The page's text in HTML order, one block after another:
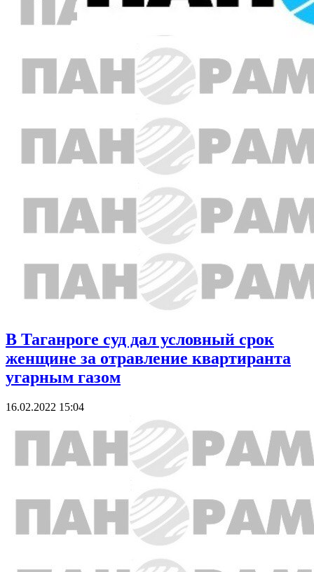
В Таганроге суд дал условный срок
женщине за отравление квартиранта
угарным газом
16.02.2022 15:04